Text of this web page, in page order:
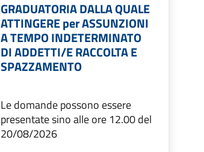
GRADUATORIA DALLA QUALE
ATTINGERE per ASSUNZIONI
A TEMPO INDETERMINATO
DI ADDETTI/E RACCOLTA E
SPAZZAMENTO
Le domande possono essere
presentate sino alle ore 12.00 del
20/08/2026